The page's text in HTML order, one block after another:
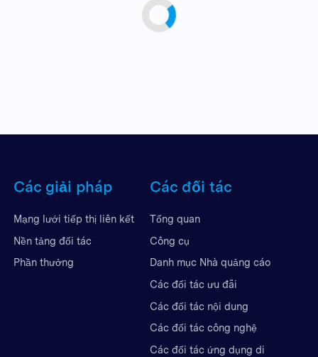
Các giải pháp
Mạng lưới tiếp thị liên kết
Nền tảng đối tác
Phần thưởng
Các đối tác
Tổng quan
Công cụ
Danh mục Nhà quảng cáo
Các đối tác ưu đãi
Các đối tác nội dung
Các đối tác công nghệ
Các đối tác ứng dụng di